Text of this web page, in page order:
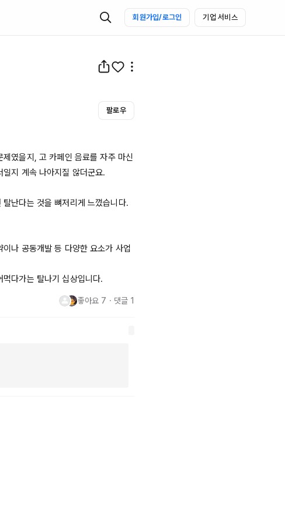
회원가입/로그인 기업 서비스
팔로우
였을지, 고 카페인 음료를 자주 마신
지 계속 나아지질 않더군요.
난다는 것을 뼈저리게 느꼈습니다.
나 공동개발 등 다양한 요소가 사업
다가는 탈나기 십상입니다.
좋아요 7 ・ 댓글 1